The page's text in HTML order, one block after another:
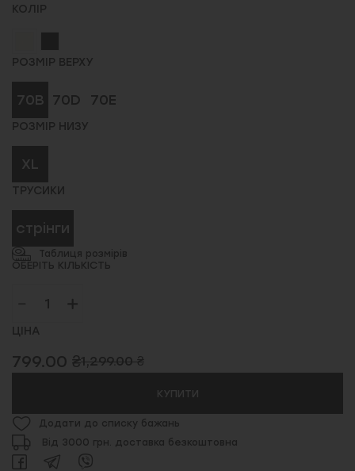
КОЛІР
РОЗМІР ВЕРХУ
70B 70D 70E
РОЗМІР НИЗУ
XL
ТРУСИКИ
стрінги
Таблиця розмірів
ОБЕРІТЬ КІЛЬКІСТЬ
ЦІНА
799.00 ₴1,299.00 ₴
КУПИТИ
Додати до списку бажань
Від 3000 грн. доставка безкоштовна